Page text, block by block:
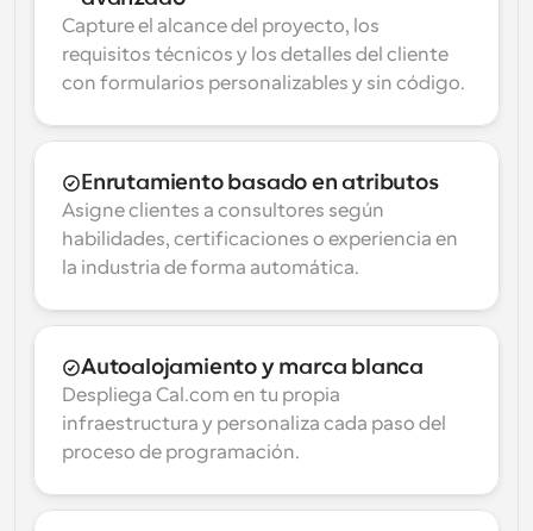
Capture el alcance del proyecto, los
requisitos técnicos y los detalles del cliente
con formularios personalizables y sin código.
Enrutamiento basado en atributos
Asigne clientes a consultores según
habilidades, certificaciones o experiencia en
la industria de forma automática.
Autoalojamiento y marca blanca
Despliega Cal.com en tu propia
infraestructura y personaliza cada paso del
proceso de programación.